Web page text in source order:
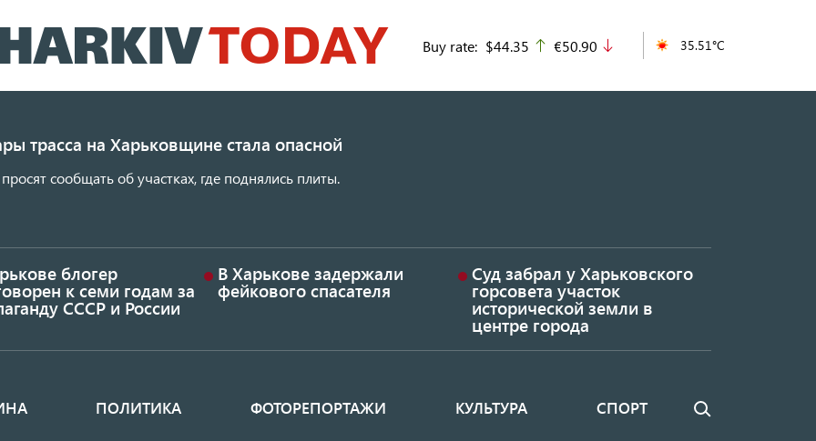
к
основному
Buy rate: $44.35 up
€50.90 35.51°C
трасса на Харьковщине стала опасной
сообщать об участках, где поднялись плиты.
блогер
к семи годам за
СССР и России
В Харькове задержали
фейкового спасателя
Суд забрал у Харьковского
горсовета участок
исторической земли в
центре города
ПОЛИТИКА ФОТОРЕПОРТАЖИ КУЛЬТУРА СПОРТ Поиск